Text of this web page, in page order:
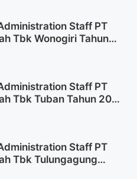
Staff PT
Tbk Wonogiri Tahun
Staff PT
Tbk Tuban Tahun 2025
Staff PT
Tbk Tulungagung